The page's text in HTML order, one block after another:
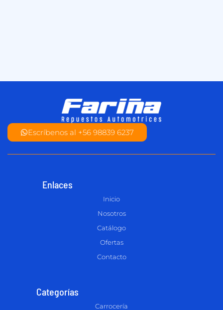
Escríbenos al +56 98839 6237
Enlaces
Inicio
Nosotros
Catálogo
Ofertas
Contacto
Categorías
Carrocería